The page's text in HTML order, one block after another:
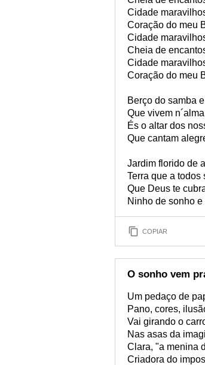
Cidade
Coração do meu
Cidade
Cheia de
Cidade
Coração do meu
Berço do samba
Que vivem
És o altar dos
Que cantam
Jardim florido de
Terra que a todos
Que Deus te
Ninho de sonho e
COPIAR
O sonho vem
Um pedaço de
Pano, cores,
Vai girando o
Nas asas da
Clara, "a menina
Criadora do